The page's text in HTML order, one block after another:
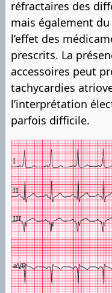
réfractaires des
mais également
l’effet des
prescrits. La
accessoires peut
tachycardies
l’interprétation
parfois difficile.